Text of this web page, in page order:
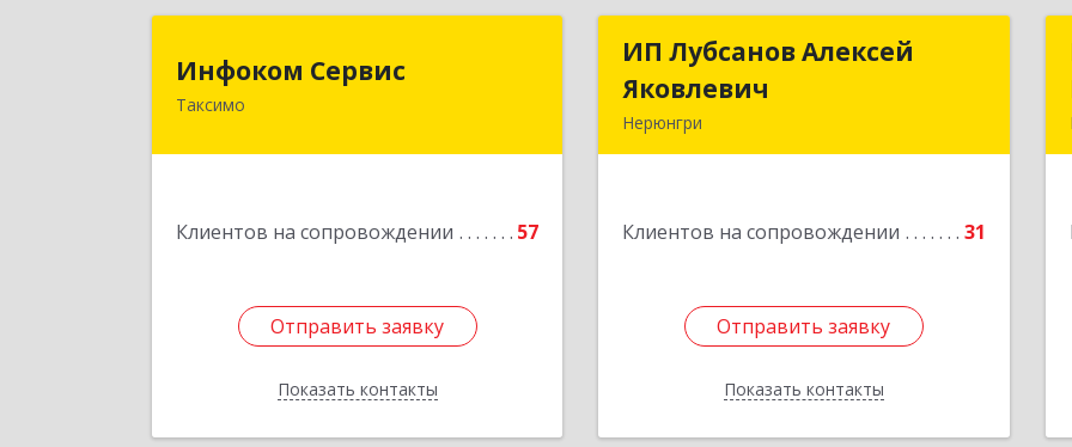
Инфоком Сервис
Таксимо
Клиентов на сопровождении 57
Отправить заявку
Показать контакты
671560, Республика Бурятия, Муйский
Подробнее
Отправить заявку
Назад
ИП Лубсанов Алексей
Яковлевич
Нерюнгри
Клиентов на сопровождении 31
Отправить заявку
Показать контакты
ИП Лубсанов Алексей
Отправить заявку
Назад